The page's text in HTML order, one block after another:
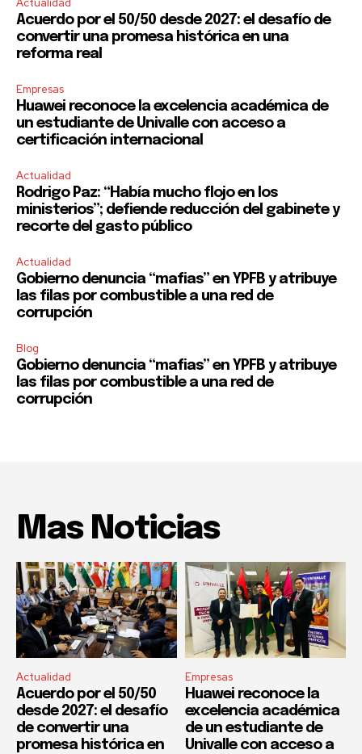
I've read and accept thePrivacy Policy.
Actualidad
Acuerdo por el 50/50 desde 2027: el desafío de
convertir una promesa histórica en una
reforma real
Empresas
Huawei reconoce la excelencia académica de
un estudiante de Univalle con acceso a
certificación internacional
Actualidad
Rodrigo Paz: “Había mucho flojo en los
ministerios”; defiende reducción del gabinete y
recorte del gasto público
Actualidad
Gobierno denuncia “mafias” en YPFB y atribuye
las filas por combustible a una red de
corrupción
Blog
Gobierno denuncia “mafias” en YPFB y atribuye
las filas por combustible a una red de
corrupción
Mas Noticias
Actualidad
Acuerdo por el 50/50
desde 2027: el desafío
de convertir una
promesa histórica en
Empresas
Huawei reconoce la
excelencia académica
de un estudiante de
Univalle con acceso a